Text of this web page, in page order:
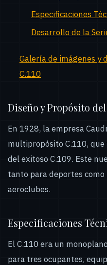
Especificaciones
Desarrollo de la
Galería de imágenes y
C.110
Diseño y Propósito
En 1928, la empresa
multipropósito C.110,
del exitoso C.109. Este
tanto para deportes
aeroclubes.
Especificaciones
El C.110 era un
para tres ocupantes,